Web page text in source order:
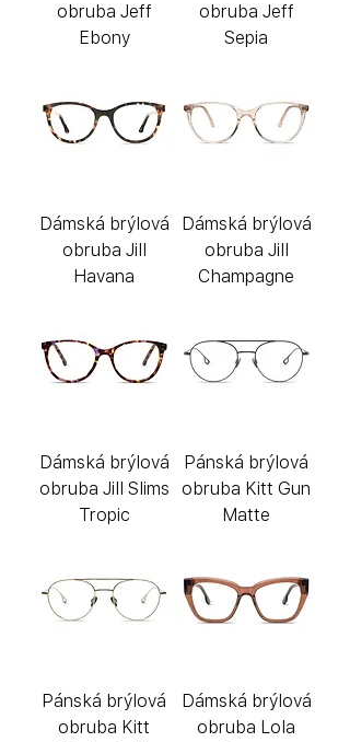
obruba Jeff
Ebony
obruba Jeff
Sepia
Dámská brýlová
obruba Jill
Havana
Dámská brýlová
obruba Jill
Champagne
Dámská brýlová
obruba Jill Slims
Tropic
Pánská brýlová
obruba Kitt Gun
Matte
Pánská brýlová
obruba Kitt
Dámská brýlová
obruba Lola